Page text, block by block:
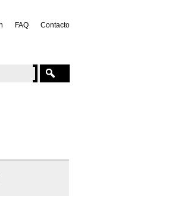
FAQ Contacto